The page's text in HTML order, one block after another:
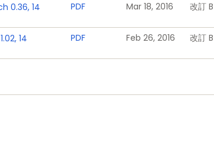
0.36, 14
PDF Mar 18, 2016 改訂 B
14
PDF Feb 26, 2016 改訂 B